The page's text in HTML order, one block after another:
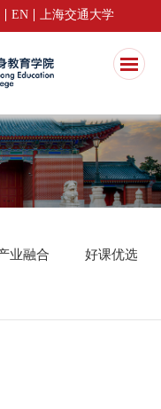
EN 上海交通大学
业融合 好课优选